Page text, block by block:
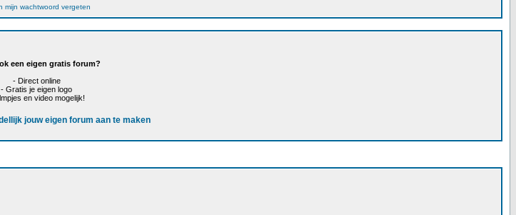
mijn wachtwoord vergeten
een eigen gratis forum?
- Direct online
- Gratis je eigen logo
en video mogelijk!
jouw eigen forum aan te maken